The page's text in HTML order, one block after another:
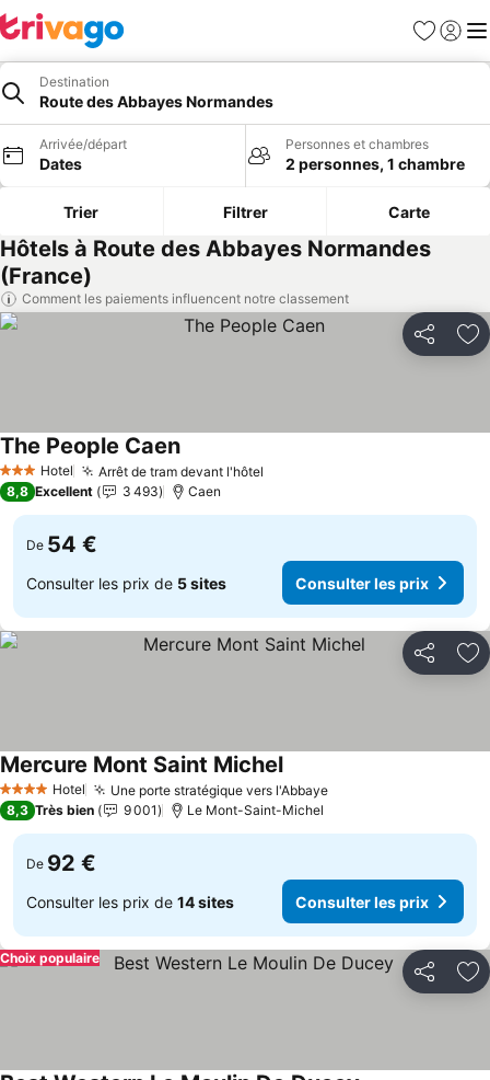
Favoris
Se
Destination
Route des Abbayes Normandes
Arrivée/départ
Dates
Personnes et chambres
2 personnes, 1 chambre
Trier Filtrer Carte
Hôtels à Route des Abbayes Normandes
(France)
Comment les paiements influencent notre classement
Partager
3 ÉtoilesHotel Arrêt de tram devant l'hôtel
The People Caen
8,8 Excellent 3 493 Caen
De 54 €
Consulter les prix de 5 sites Consulter les prix
Partager
4 Étoiles Hotel Une porte stratégique vers l'Abbaye
Mercure Mont Saint Michel
8,3 Très bien 9 001 Le Mont-Saint-Michel
De 92 €
Consulter les prix de 14 sites Consulter les prix
Partager
Choix populaire